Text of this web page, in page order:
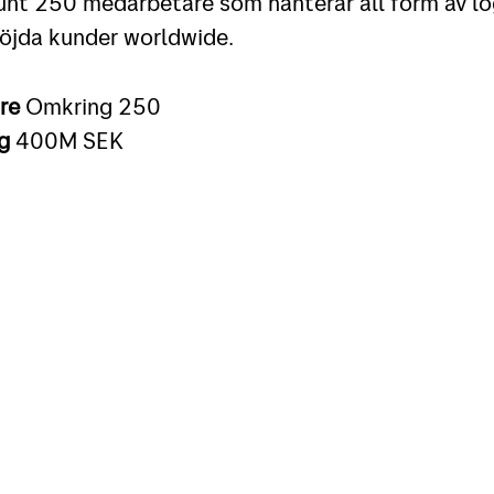
kunder worldwide.
Omkring 250
400M SEK